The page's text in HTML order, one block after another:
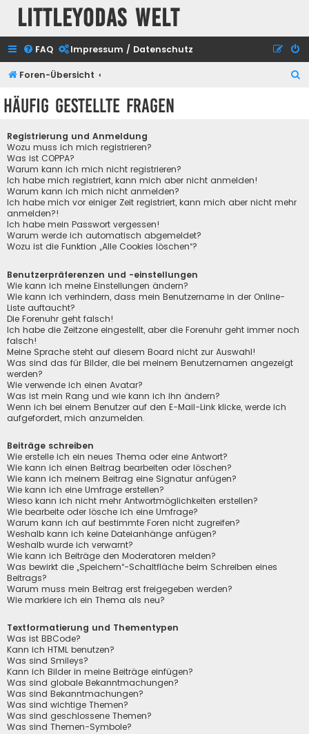
Littleyodas Welt
FAQ Impressum / Datenschutz
Foren-Übersicht
Häufig gestellte Fragen
Registrierung und Anmeldung
Wozu muss ich mich registrieren?
Was ist COPPA?
Warum kann ich mich nicht registrieren?
Ich habe mich registriert, kann mich aber nicht anmelden!
Warum kann ich mich nicht anmelden?
Ich habe mich vor einiger Zeit registriert, kann mich aber nicht mehr
anmelden?!
Ich habe mein Passwort vergessen!
Warum werde ich automatisch abgemeldet?
Wozu ist die Funktion „Alle Cookies löschen“?
Benutzerpräferenzen und -einstellungen
Wie kann ich meine Einstellungen ändern?
Wie kann ich verhindern, dass mein Benutzername in der Online-
Liste auftaucht?
Die Forenuhr geht falsch!
Ich habe die Zeitzone eingestellt, aber die Forenuhr geht immer noch
falsch!
Meine Sprache steht auf diesem Board nicht zur Auswahl!
Was sind das für Bilder, die bei meinem Benutzernamen angezeigt
werden?
Wie verwende ich einen Avatar?
Was ist mein Rang und wie kann ich ihn ändern?
Wenn ich bei einem Benutzer auf den E-Mail-Link klicke, werde ich
aufgefordert, mich anzumelden.
Beiträge schreiben
Wie erstelle ich ein neues Thema oder eine Antwort?
Wie kann ich einen Beitrag bearbeiten oder löschen?
Wie kann ich meinem Beitrag eine Signatur anfügen?
Wie kann ich eine Umfrage erstellen?
Wieso kann ich nicht mehr Antwortmöglichkeiten erstellen?
Wie bearbeite oder lösche ich eine Umfrage?
Warum kann ich auf bestimmte Foren nicht zugreifen?
Weshalb kann ich keine Dateianhänge anfügen?
Weshalb wurde ich verwarnt?
Wie kann ich Beiträge den Moderatoren melden?
Was bewirkt die „Speichern“-Schaltfläche beim Schreiben eines
Beitrags?
Warum muss mein Beitrag erst freigegeben werden?
Wie markiere ich ein Thema als neu?
Textformatierung und Thementypen
Was ist BBCode?
Kann ich HTML benutzen?
Was sind Smileys?
Kann ich Bilder in meine Beiträge einfügen?
Was sind globale Bekanntmachungen?
Was sind Bekanntmachungen?
Was sind wichtige Themen?
Was sind geschlossene Themen?
Was sind Themen-Symbole?